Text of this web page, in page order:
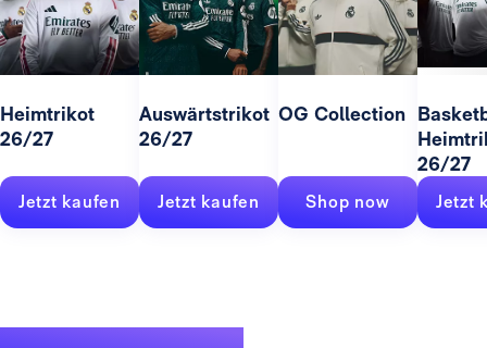
Heimtrikot
26/27
Jetzt kaufen
Auswärtstrikot
26/27
Jetzt kaufen
OG Collection
Shop now
26/27
Jetzt